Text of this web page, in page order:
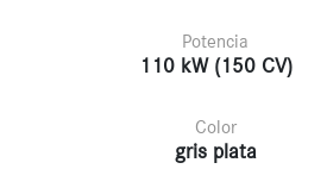
Potencia
110 kW (150 CV)
Color
gris plata